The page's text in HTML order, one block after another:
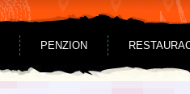
PENZION